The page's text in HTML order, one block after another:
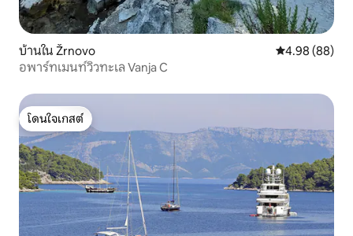
บ้านใน Žrnovo คะแนนเฉลี่ย
4.98 (88)
อพาร์ทเมนท์วิวทะเล Vanja C
โดนใจเกสต์
โดนใจเกสต์